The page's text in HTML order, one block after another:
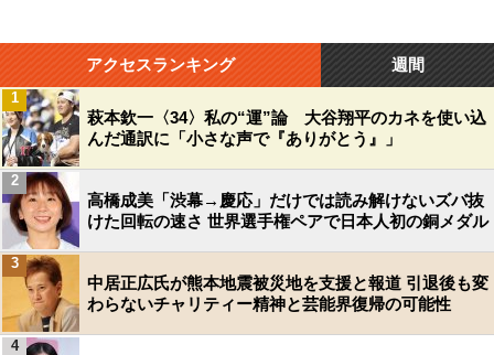
アクセスランキング 週間
萩本欽一〈34〉私の“運”論 大谷翔平のカネを使い込
んだ通訳に「小さな声で『ありがとう』」
1
高橋成美「渋幕→慶応」だけでは読み解けないズバ抜
けた回転の速さ 世界選手権ペアで日本人初の銅メダル
2
中居正広氏が熊本地震被災地を支援と報道 引退後も変
わらないチャリティー精神と芸能界復帰の可能性
3
4